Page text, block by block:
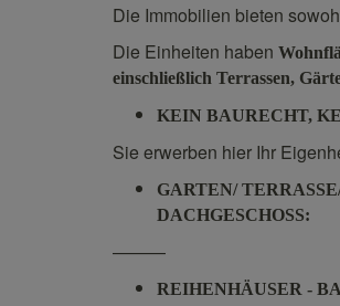
Die Immobilien bieten
Die Einheiten haben
einschließlich Terrassen,
KEIN BAURECHT,
Sie erwerben hier Ihr
GARTEN/
DACHGESCHOSS:
———
REIHENHÄUSER -